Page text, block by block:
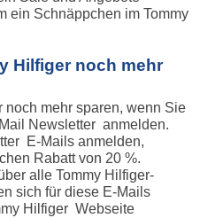
ein Schnäppchen im Tommy
Hilfiger noch mehr
noch mehr sparen, wenn Sie
Newsletter anmelden.
E-Mails anmelden,
Rabatt von 20 %.
alle Tommy Hilfiger-
sich für diese E-Mails
Hilfiger Webseite